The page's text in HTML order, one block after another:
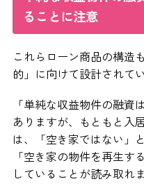
ることに注意
これらローン商品の構造
的」に向けて設計されて
「単純な収益物件の融資
ありますが、もともと入
は、「空き家ではない」
「空き家の物件を再生
していることが読み取れま